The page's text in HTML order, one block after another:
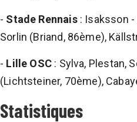
- Stade Rennais: Isaksson -
Sorlin (Briand, 86ème),
- Lille OSC : Sylva, Plestan,
(Lichtsteiner, 70ème),
Statistiques